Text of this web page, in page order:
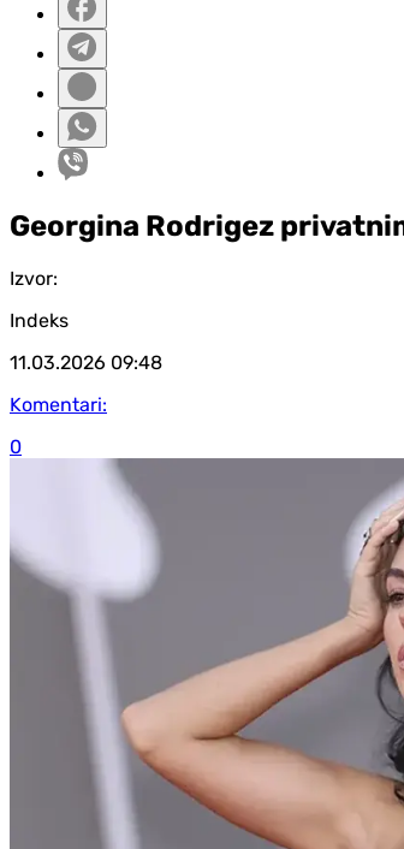
Georgina Rodrigez
Izvor:
Indeks
11.03.2026 09:48
Komentari:
0